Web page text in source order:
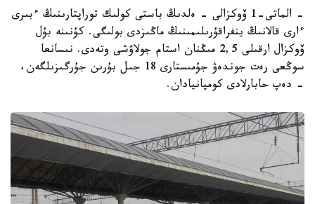
- الماتى-1 ۆوكزالى - ەلدىڭ باستى كولىك توراپتارىنىڭ ءبىرى
ءارى قالانىڭ ينفراقۇرىلىمىنىڭ ماڭىزدى بولىگى. كۇنىنە بۇل
ۆوكزال ارقىلى 2,5 مىڭنان استام جولاۋشى وتەدى. نىسانعا
سوڭعى رەت جوندەۋ جۇمىستارى 18 جىل بۇرىن جۇرگىزىلگەن،
- دەپ حابارلادى كومپانيادان.